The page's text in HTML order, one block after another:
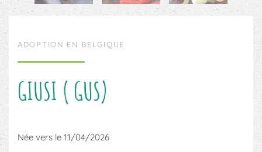
ADOPTION EN BELGIQUE
GIUSI ( GUS)
Née vers le 11/04/2026